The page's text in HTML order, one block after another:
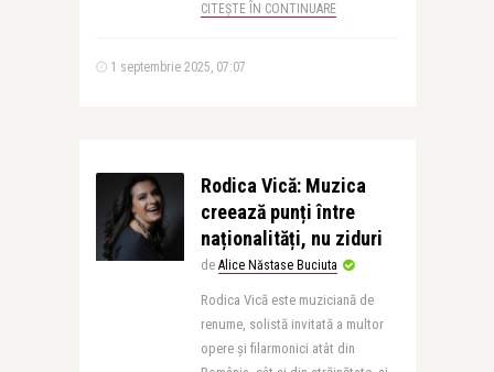
CITEȘTE ÎN CONTINUARE
1 septembrie 2025, 07:07
Rodica Vică: Muzica
creează punți între
naționalități, nu ziduri
de Alice Năstase Buciuta
Rodica Vică este muziciană de
renume, solistă invitată a multor
opere și filarmonici atât din